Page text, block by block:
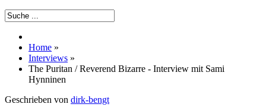
Home »
Interviews »
The Puritan / Reverend Bizarre - Interview mit Sami
Hynninen
Geschrieben von dirk-bengt